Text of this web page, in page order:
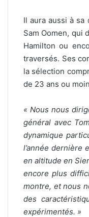
Il aura aussi à
Sam Oomen, qui
Hamilton ou
traversés. Ses
la sélection
de 23 ans ou
« Nous nous
général avec
dynamique
l’année dernière
en altitude en
encore plus
montre, et nous
des
expérimentés. »